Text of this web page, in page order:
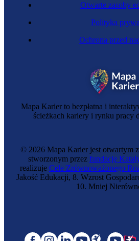
Mapa Karier to bezpłatna i
ścieżkach kariery i rynku pracy
Otwarte zasoby
Polityka
Ochrona przed
© 2026 Mapa Karier jest otwartym
stworzonym przez fundację
realizuje Cele Zrównoważonego
Jakość Edukacji, 8. Wzrost
10. Mniej